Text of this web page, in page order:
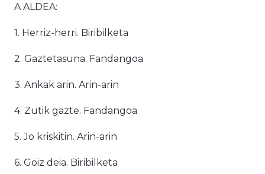
A ALDEA:
1. Herriz-herri. Biribilketa
2. Gaztetasuna. Fandangoa
3. Ankak arin. Arin-arin
4. Zutik gazte. Fandangoa
5. Jo kriskitin. Arin-arin
6. Goiz deia. Biribilketa